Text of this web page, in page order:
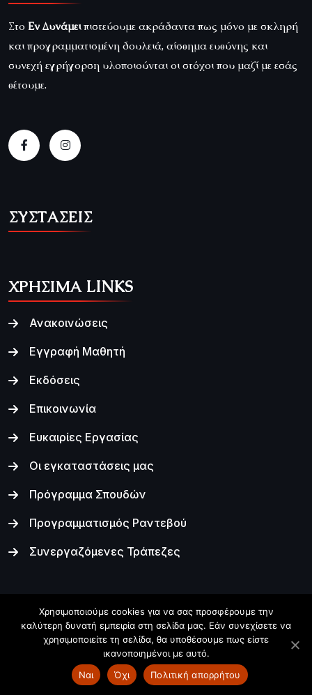
Στο Εν Δυνάμειπιστεύουμε ακράδαντα πως μόνο με σκληρή
και προγραμματισμένη δουλειά, αίσθημα ευθύνης και
συνεχή εγρήγορση υλοποιούνται οι στόχοι που μαζί με εσάς
θέτουμε.
ΣΥΣΤΑΣΕΙΣ
ΧΡΗΣΙΜΑ LINKS
Ανακοινώσεις
Εγγραφή Μαθητή
Εκδόσεις
Επικοινωνία
Ευκαιρίες Εργασίας
Οι εγκαταστάσεις μας
Πρόγραμμα Σπουδών
Προγραμματισμός Ραντεβού
Συνεργαζόμενες Τράπεζες
Copyright © Εν Δυνάμει 2024, All Rights Reserved.
Powered byTechcenter
Πολιτική απορρήτου
Χρησιμοποιούμε cookies για να σας προσφέρουμε την
καλύτερη δυνατή εμπειρία στη σελίδα μας. Εάν συνεχίσετε να
χρησιμοποιείτε τη σελίδα, θα υποθέσουμε πως είστε
ικανοποιημένοι με αυτό.
Ναι
Όχι Πολιτική απορρήτου